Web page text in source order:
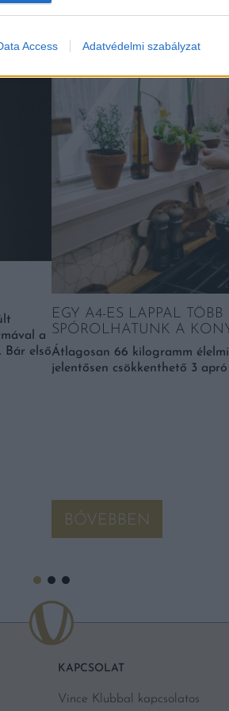
Access Adatvédelmi szabályzat
a
Bár első
EGY A4-ES LAPPAL TÖBB
SPÓROLHATUNK A
Átlagosan 66 kilogramm
jelentősen csökkenthető 3
BŐVEBBEN
KAPCSOLAT
Vince Klubbal kapcsolatos